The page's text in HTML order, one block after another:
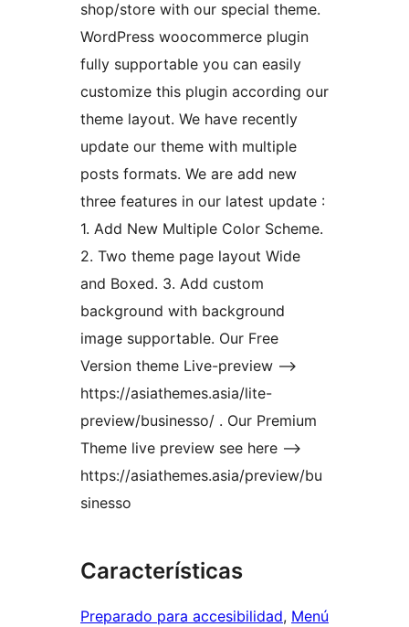
shop/store with our special theme.
WordPress woocommerce plugin
fully supportable you can easily
customize this plugin according our
theme layout. We have recently
update our theme with multiple
posts formats. We are add new
three features in our latest update :
1. Add New Multiple Color Scheme.
2. Two theme page layout Wide
and Boxed. 3. Add custom
background with background
image supportable. Our Free
Version theme Live-preview –>
https://asiathemes.asia/lite-
preview/businesso/ . Our Premium
Theme live preview see here –>
https://asiathemes.asia/preview/bu
sinesso
Características
Preparado para accesibilidad, Menú